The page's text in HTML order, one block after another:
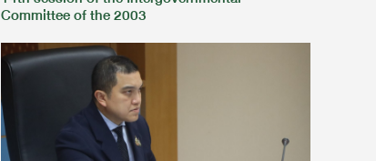
Committee of the 2003